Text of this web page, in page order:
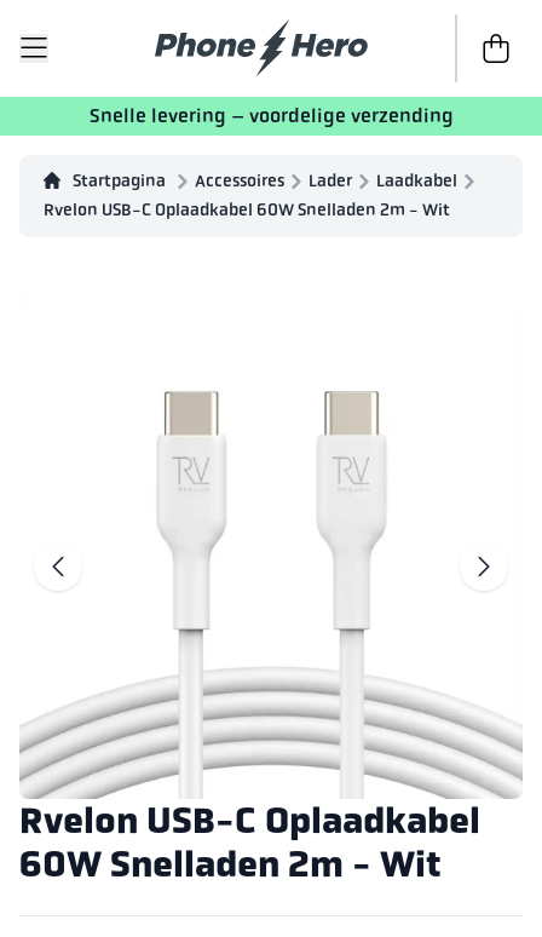
Naar
Snelle levering – voordelige verzending
Startpagina Accessoires Lader
Laadkabel
Rvelon USB-C Oplaadkabel 60W Snelladen 2m - Wit
Ga naar de
Rvelon USB-C Oplaadkabel
60W Snelladen 2m - Wit